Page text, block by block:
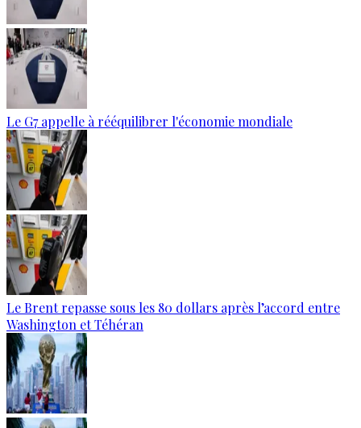
Le G7 appelle à rééquilibrer l'économie mondiale
Le Brent repasse sous les 80 dollars après l’accord entre
Washington et Téhéran